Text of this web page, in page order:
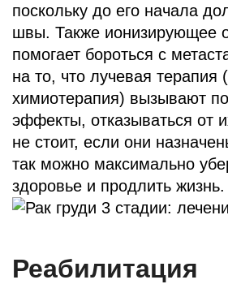
поскольку до его начала
швы. Также ионизирующее
помогает бороться с
на то, что лучевая терапия
химиотерапия) вызывают
эффекты, отказываться от
не стоит, если они
так можно максимально
здоровье и продлить жизнь.
Реабилитация